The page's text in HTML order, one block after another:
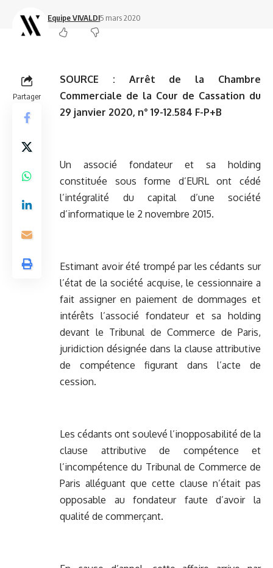
Equipe VIVALDI5 mars 2020
Partager
SOURCE : Arrêt de la Chambre
Commerciale de la Cour de Cassation du
29 janvier 2020, n° 19-12.584 F-P+B
Un associé fondateur et sa holding
constituée sous forme d’EURL ont cédé
l’intégralité du capital d’une société
d’informatique le 2 novembre 2015.
Estimant avoir été trompé par les cédants sur
l’état de la société acquise, le cessionnaire a
fait assigner en paiement de dommages et
intérêts l’associé fondateur et sa holding
devant le Tribunal de Commerce de Paris,
juridiction désignée dans la clause attributive
de compétence figurant dans l’acte de
cession.
Les cédants ont soulevé l’inopposabilité de la
clause attributive de compétence et
l’incompétence du Tribunal de Commerce de
Paris alléguant que cette clause n’était pas
opposable au fondateur faute d’avoir la
qualité de commerçant.